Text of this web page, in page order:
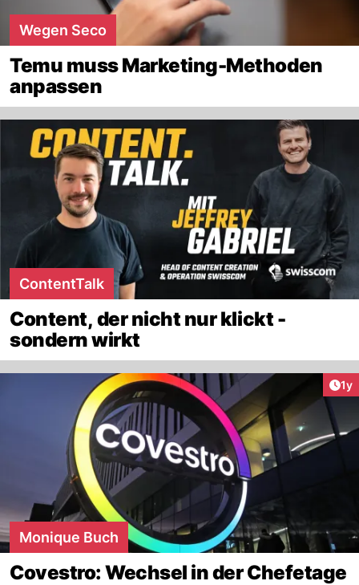
Wegen Seco
Temu muss Marketing-Methoden
anpassen
ContentTalk
Content, der nicht nur klickt -
sondern wirkt
1y
Monique Buch
Covestro: Wechsel in der Chefetage